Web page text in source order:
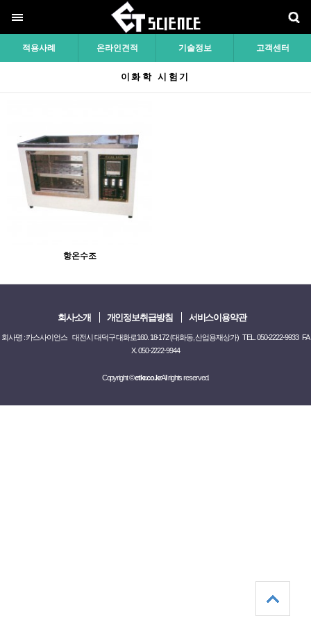
적용사례 온라인견적 기술정보 고객센터
이화학 시험기
항온수조
회사소개 개인정보취급방침 서비스이용약관
회사명 : 카스사이언스 대전시 대덕구 대화로160. 18-172 (대화동, 산업용재상가) TEL. 050-2222-9933 FA
X. 050-2222-9944
Copyright ©etkr.co.krAll rights reserved.